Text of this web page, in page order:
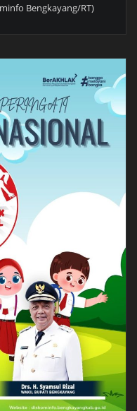
Bengkayang/RT)